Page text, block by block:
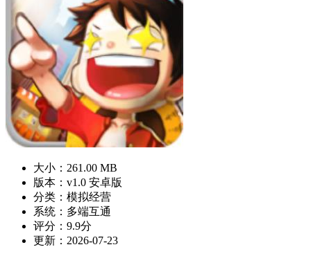
大小：261.00 MB
版本：v1.0 安卓版
分类：模拟经营
系统：多端互通
评分：9.9分
更新：2026-07-23